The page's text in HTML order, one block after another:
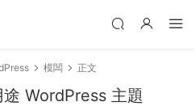
模闆 正文
WordPress 主題